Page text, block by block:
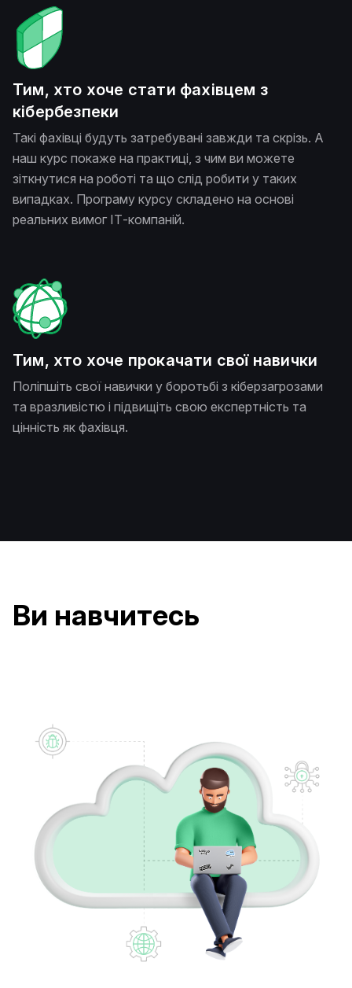
Тим, хто хоче стати фахівцем з
кібербезпеки
Такі фахівці будуть затребувані завжди та скрізь. А
наш курс покаже на практиці, з чим ви можете
зіткнутися на роботі та що слід робити у таких
випадках. Програму курсу складено на основі
реальних вимог ІТ-компаній.
Тим, хто хоче прокачати свої навички
Поліпшіть свої навички у боротьбі з кіберзагрозами
та вразливістю і підвищіть свою експертність та
цінність як фахівця.
Ви навчитесь